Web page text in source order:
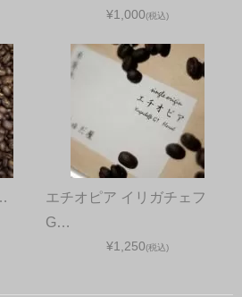
¥1,000(税込)
エチオピア イリガチェフ
G…
¥1,250(税込)